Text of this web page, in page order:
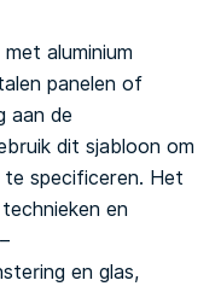
aluminium
panelen of
aan de
dit sjabloon om
specificeren. Het
en
en glas,